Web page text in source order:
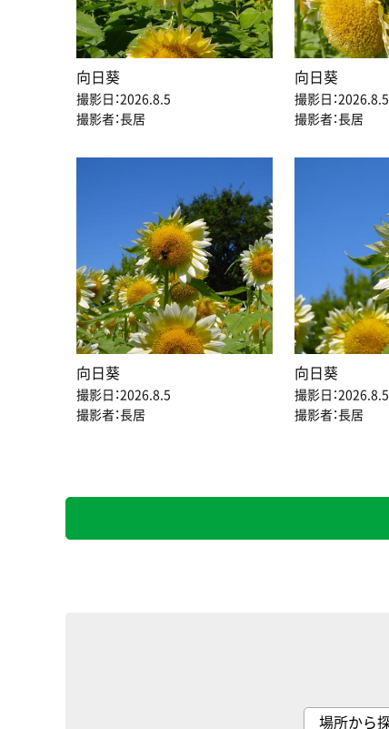
向日葵
撮影日：2026.8.5
撮影者：長居
向日葵
撮影日：2026.8.5
撮影者：長居
向日葵
撮影日：2026.8.5
撮影者：長居
向日葵
撮影日：2026.8.5
撮影者：長居